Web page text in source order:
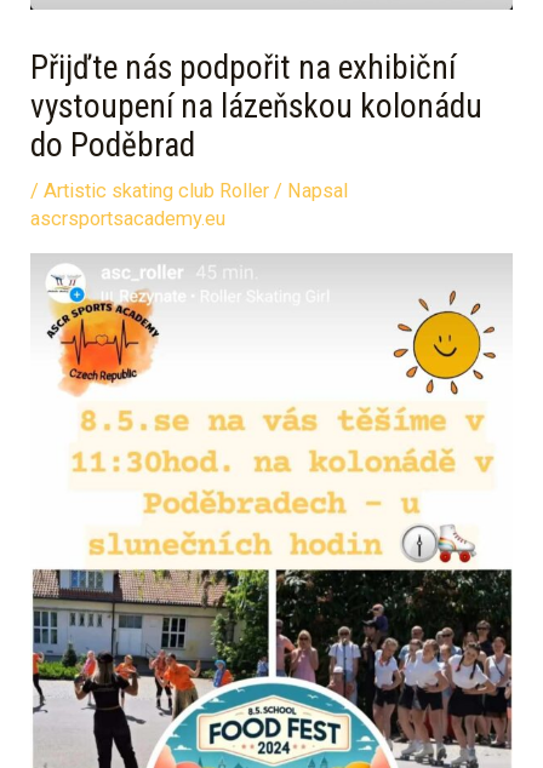
Přijďte nás podpořit na exhibiční
vystoupení na lázeňskou kolonádu
do Poděbrad
/Artistic skating club Roller / Napsal
ascrsportsacademy.eu